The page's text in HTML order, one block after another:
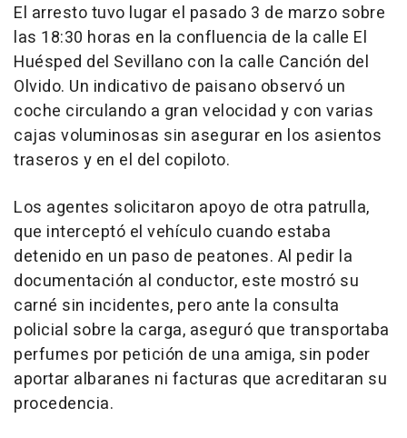
El arresto tuvo lugar el pasado 3 de marzo sobre
las 18:30 horas en la confluencia de la calle El
Huésped del Sevillano con la calle Canción del
Olvido. Un indicativo de paisano observó un
coche circulando a gran velocidad y con varias
cajas voluminosas sin asegurar en los asientos
traseros y en el del copiloto.
Los agentes solicitaron apoyo de otra patrulla,
que interceptó el vehículo cuando estaba
detenido en un paso de peatones. Al pedir la
documentación al conductor, este mostró su
carné sin incidentes, pero ante la consulta
policial sobre la carga, aseguró que transportaba
perfumes por petición de una amiga, sin poder
aportar albaranes ni facturas que acreditaran su
procedencia.